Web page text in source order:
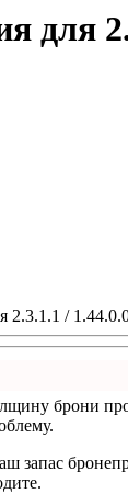
для
2.3.1.1 /
брони
запас